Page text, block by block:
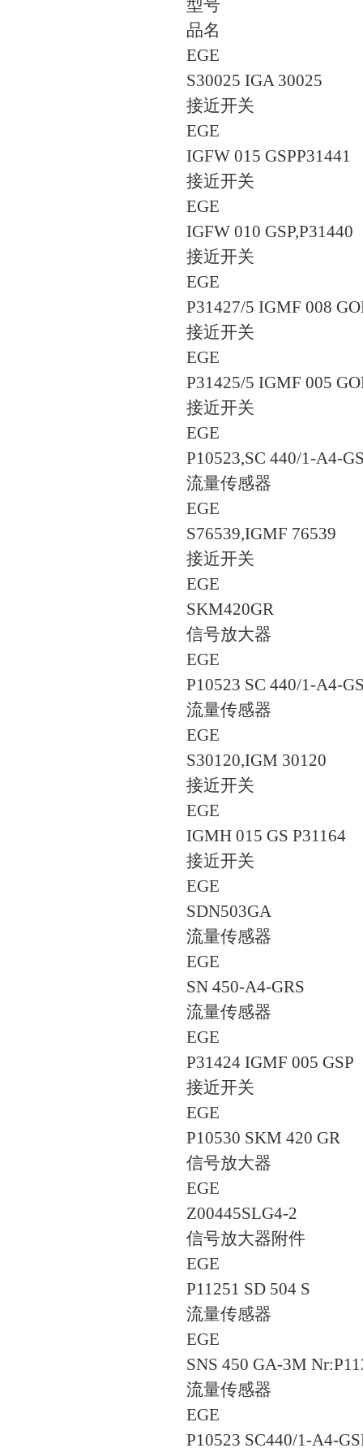
型号
品名
EGE
S30025 IGA 30025
接近开关
EGE
IGFW 015 GSPP31441
接近开关
EGE
IGFW 010 GSP,P31440
接近开关
EGE
P31427/5 IGMF 008
接近开关
EGE
P31425/5 IGMF 005
接近开关
EGE
P10523,SC 440/1-A4-
流量传感器
EGE
S76539,IGMF 76539
接近开关
EGE
SKM420GR
信号放大器
EGE
P10523 SC 440/1-A4-
流量传感器
EGE
S30120,IGM 30120
接近开关
EGE
IGMH 015 GS P31164
接近开关
EGE
SDN503GA
流量传感器
EGE
SN 450-A4-GRS
流量传感器
EGE
P31424 IGMF 005 GSP
接近开关
EGE
P10530 SKM 420 GR
信号放大器
EGE
Z00445SLG4-2
信号放大器附件
EGE
P11251 SD 504 S
流量传感器
EGE
SNS 450 GA-3M
流量传感器
EGE
P10523 SC440/1-A4-